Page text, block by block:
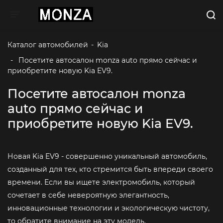
Toggle navigation
Каталог автомобилей - Kia
-
Посетите автосалон monza auto прямо сейчас и
приобретите новую Kia EV9.
Посетите автосалон monza
auto прямо сейчас и
приобретите новую Kia EV9.
Новая Kia EV9 - совершенно уникальный автомобиль,
созданный для тех, кто стремится быть впереди своего
времени. Если вы ищете электромобиль, который
сочетает в себе невероятную элегантность,
инновационные технологии и экологическую чистоту,
то обратите внимание на эту модель.